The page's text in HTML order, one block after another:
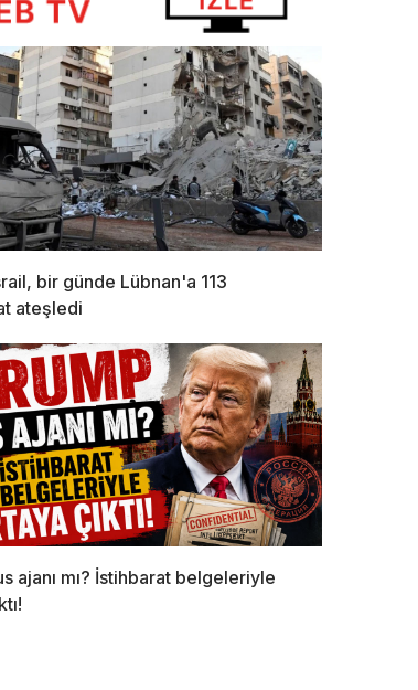
bir günde Lübnan'a 113
ateşledi
ajanı mı? İstihbarat belgeleriyle